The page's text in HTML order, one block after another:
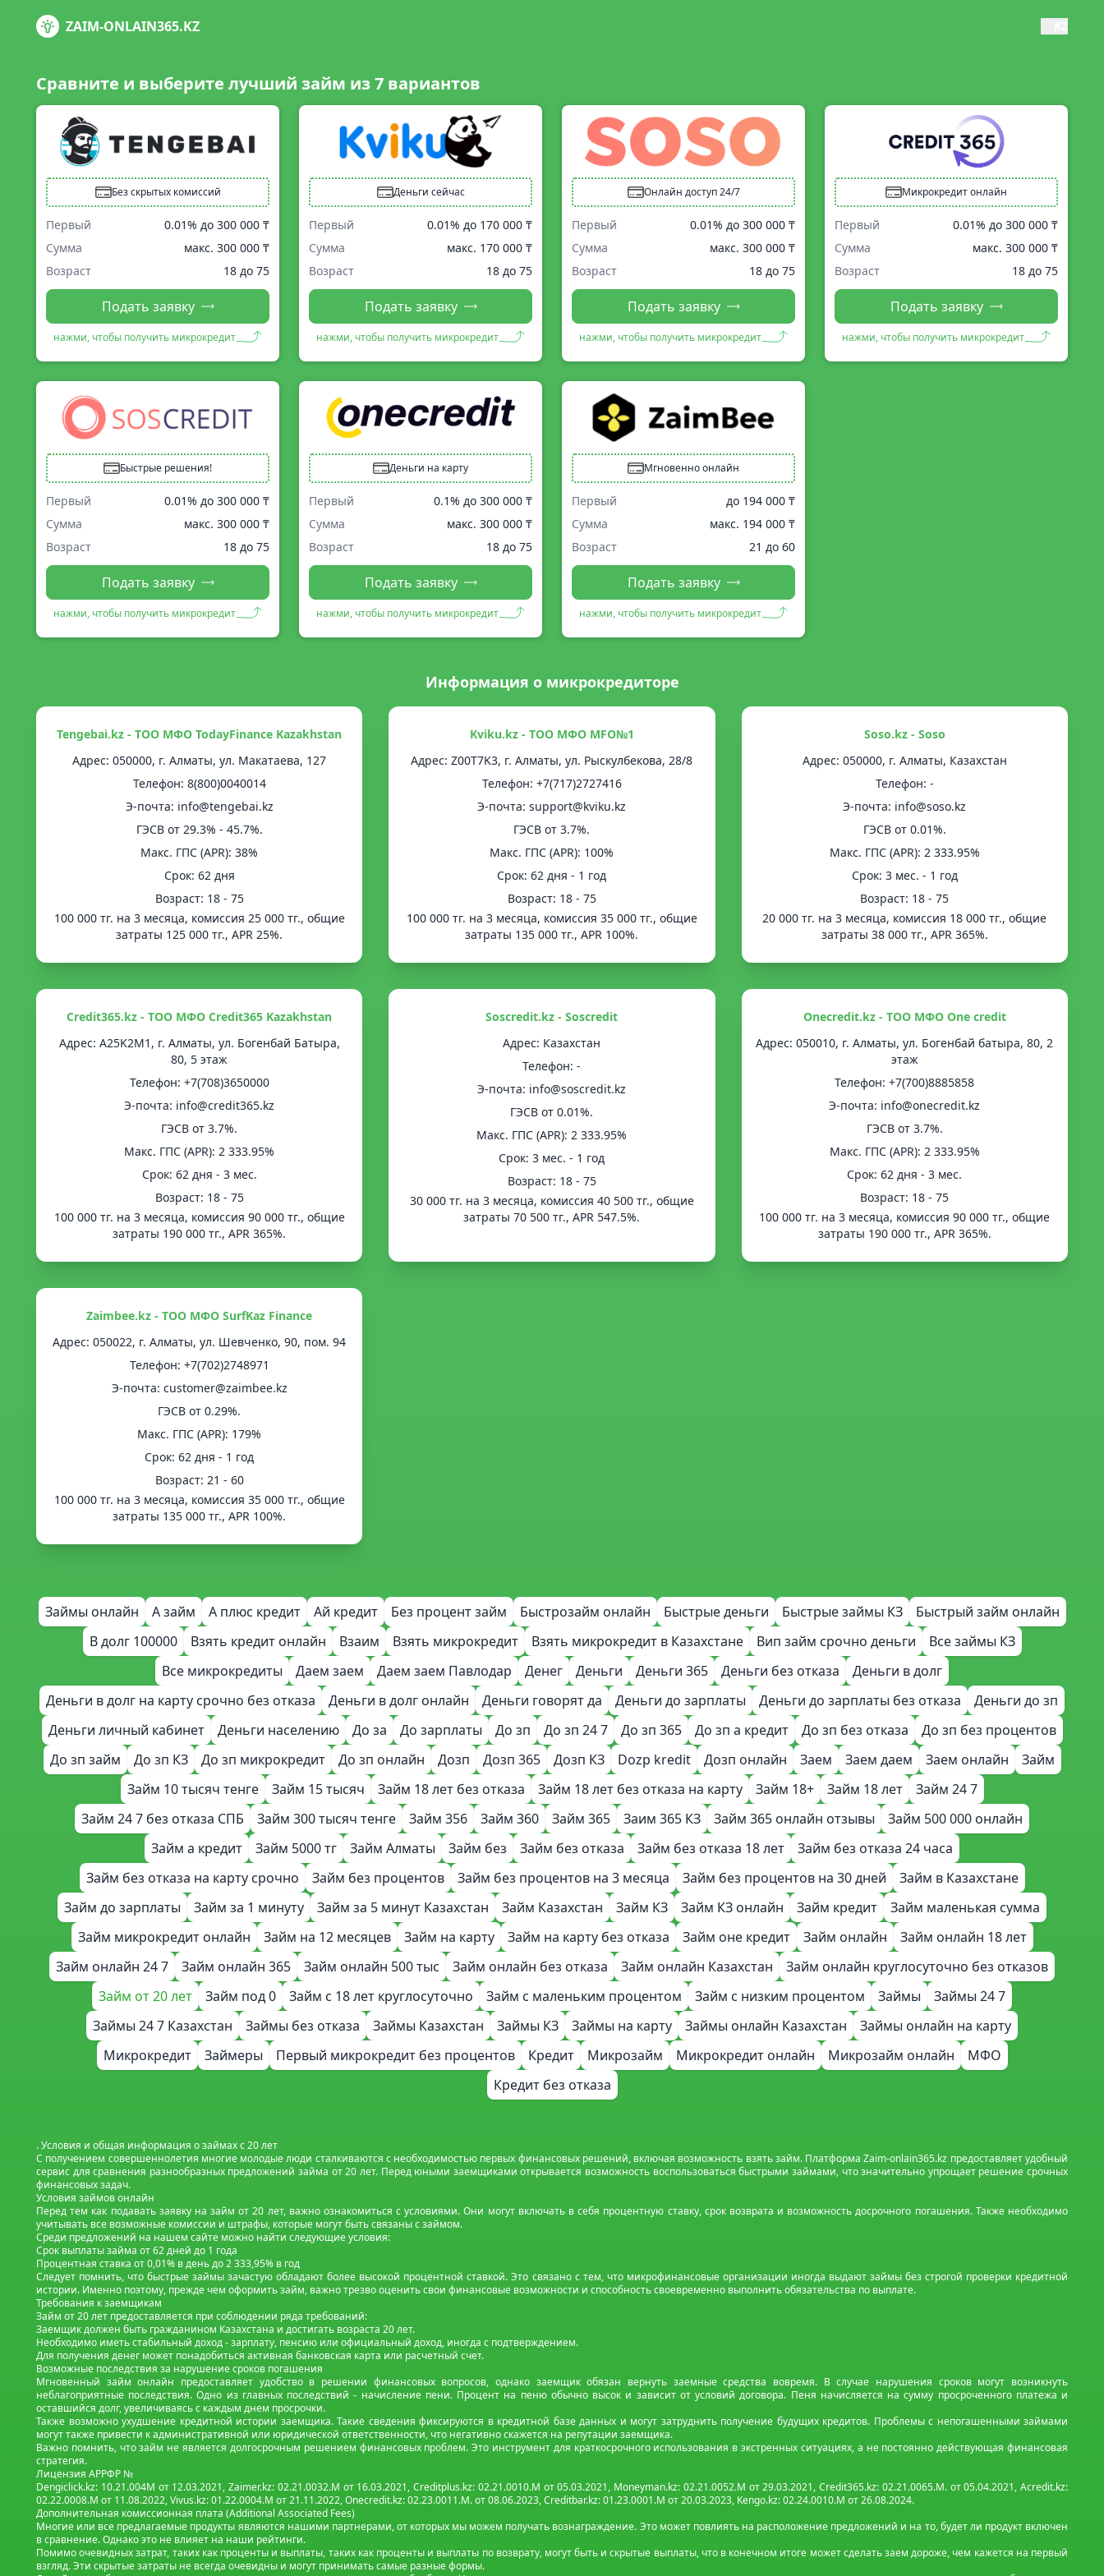
ZAIM-ONLAIN365.KZ
Сравните и выберите лучший займ из7 вариантов
Без скрытых комиссий
Первый 0.01% до 300 000 ₸
Сумма
макс. 300 000 ₸
Возраст
18 до 75
Подать заявку
нажми, чтобы получить микрокредит
Деньги сейчас
Первый 0.01% до 170 000 ₸
Сумма
макс. 170 000 ₸
Возраст
18 до 75
Подать заявку
нажми, чтобы получить микрокредит
Онлайн доступ 24/7
Первый 0.01% до 300 000 ₸
Сумма
макс. 300 000 ₸
Возраст
18 до 75
Подать заявку
нажми, чтобы получить микрокредит
Микрокредит онлайн
Первый 0.01% до 300 000 ₸
Сумма
макс. 300 000 ₸
Возраст
18 до 75
Подать заявку
нажми, чтобы получить микрокредит
Быстрые решения!
Первый 0.01% до 300 000 ₸
Сумма
макс. 300 000 ₸
Возраст
18 до 75
Подать заявку
нажми, чтобы получить микрокредит
Деньги на карту
Первый 0.1% до 300 000 ₸
Сумма
макс. 300 000 ₸
Возраст
18 до 75
Подать заявку
нажми, чтобы получить микрокредит
Мгновенно онлайн
Первый до 194 000 ₸
Сумма
макс. 194 000 ₸
Возраст
21 до 60
Подать заявку
нажми, чтобы получить микрокредит
Информация о микрокредиторе
Tengebai.kz - ТОО МФО TodayFinance Kazakhstan
Адрес: 050000, г. Алматы, ул. Макатаева, 127
Телефон: 8(800)0040014
Э-почта: info@tengebai.kz
ГЭСВ от 29.3% - 45.7%.
Mакс. ГПС (APR): 38%
Срок: 62 дня
Возраст: 18 - 75
100 000 тг. на 3 месяца, комиссия 25 000 тг., общие
затраты 125 000 тг., APR 25%.
Kviku.kz - ТОО МФО MFO№1
Адрес: Z00T7K3, г. Алматы, ул. Рыскулбекова, 28/8
Телефон: +7(717)2727416
Э-почта: support@kviku.kz
ГЭСВ от 3.7%.
Mакс. ГПС (APR): 100%
Срок: 62 дня - 1 год
Возраст: 18 - 75
100 000 тг. на 3 месяца, комиссия 35 000 тг., общие
затраты 135 000 тг., APR 100%.
Soso.kz - Soso
Адрес: 050000, г. Алматы, Казахстан
Телефон: -
Э-почта: info@soso.kz
ГЭСВ от 0.01%.
Mакс. ГПС (APR): 2 333.95%
Срок: 3 мес. - 1 год
Возраст: 18 - 75
20 000 тг. на 3 месяца, комиссия 18 000 тг., общие
затраты 38 000 тг., APR 365%.
Credit365.kz - ТОО МФО Credit365 Kazakhstan
Адрес: A25K2M1, г. Алматы, ул. Богенбай Батыра,
80, 5 этаж
Телефон: +7(708)3650000
Э-почта: info@credit365.kz
ГЭСВ от 3.7%.
Mакс. ГПС (APR): 2 333.95%
Срок: 62 дня - 3 мес.
Возраст: 18 - 75
100 000 тг. на 3 месяца, комиссия 90 000 тг., общие
затраты 190 000 тг., APR 365%.
Soscredit.kz - Soscredit
Адрес: Казахстан
Телефон: -
Э-почта: info@soscredit.kz
ГЭСВ от 0.01%.
Mакс. ГПС (APR): 2 333.95%
Срок: 3 мес. - 1 год
Возраст: 18 - 75
30 000 тг. на 3 месяца, комиссия 40 500 тг., общие
затраты 70 500 тг., APR 547.5%.
Onecredit.kz - ТОО МФО One credit
Адрес: 050010, г. Алматы, ул. Богенбай батыра, 80, 2
этаж
Телефон: +7(700)8885858
Э-почта: info@onecredit.kz
ГЭСВ от 3.7%.
Mакс. ГПС (APR): 2 333.95%
Срок: 62 дня - 3 мес.
Возраст: 18 - 75
100 000 тг. на 3 месяца, комиссия 90 000 тг., общие
затраты 190 000 тг., APR 365%.
Zaimbee.kz - ТОО МФО SurfKaz Finance
Адрес: 050022, г. Алматы, ул. Шевченко, 90, пом. 94
Телефон: +7(702)2748971
Э-почта: customer@zaimbee.kz
ГЭСВ от 0.29%.
Mакс. ГПС (APR): 179%
Срок: 62 дня - 1 год
Возраст: 21 - 60
100 000 тг. на 3 месяца, комиссия 35 000 тг., общие
затраты 135 000 тг., APR 100%.
Займы онлайн А займ А плюс кредит Ай кредит Без процент займ Быстрозайм онлайн Быстрые деньги Быстрые займы КЗ
Быстрый займ онлайн
В долг 100000
Взять кредит онлайн Взаим Взять микрокредит Взять микрокредит в Казахстане Вип займ срочно деньги
Все займы КЗ
Все микрокредиты
Даем заем Даем заем Павлодар Денег Деньги Деньги 365 Деньги без отказа
Деньги в долг
Деньги в долг на карту срочно без отказа
Деньги в долг онлайн Деньги говорят да Деньги до зарплаты Деньги до зарплаты без отказа
Деньги до зп
Деньги личный кабинет
Деньги населению До за До зарплаты До зп До зп 24 7 До зп 365 До зп а кредит До зп без отказа
До зп без процентов
До зп займ
До зп КЗ До зп микрокредит До зп онлайн Дозп Дозп 365 Дозп КЗ Dozp kredit Дозп онлайн Заем Заем даем Заем онлайн
Займ
Займ 10 тысяч тенге
Займ 15 тысяч Займ 18 лет без отказа Займ 18 лет без отказа на карту Займ 18+ Займ 18 лет
Займ 24 7
Займ 24 7 без отказа СПБ
Займ 300 тысяч тенге Займ 356 Займ 360 Займ 365 Заим 365 КЗ Займ 365 онлайн отзывы
Займ 500 000 онлайн
Займ а кредит
Займ 5000 тг Займ Алматы Займ без Займ без отказа Займ без отказа 18 лет
Займ без отказа 24 часа
Займ без отказа на карту срочно
Займ без процентов Займ без процентов на 3 месяца Займ без процентов на 30 дней
Займ в Казахстане
Займ до зарплаты
Займ за 1 минуту Займ за 5 минут Казахстан Займ Казахстан Займ КЗ Займ КЗ онлайн Займ кредит
Займ маленькая сумма
Займ микрокредит онлайн
Займ на 12 месяцев Займ на карту Займ на карту без отказа Займ оне кредит Займ онлайн
Займ онлайн 18 лет
Займ онлайн 24 7
Займ онлайн 365 Займ онлайн 500 тыс Займ онлайн без отказа Займ онлайн Казахстан
Займ онлайн круглосуточно без отказов
Займ от 20 лет
Займ под 0 Займ с 18 лет круглосуточно Займ с маленьким процентом Займ с низким процентом Займы
Займы 24 7
Займы 24 7 Казахстан
Займы без отказа Займы Казахстан Займы КЗ Займы на карту Займы онлайн Казахстан
Займы онлайн на карту
Микрокредит
Займеры Первый микрокредит без процентов Кредит Микрозайм Микрокредит онлайн Микрозайм онлайн
МФО
Кредит без отказа
. Условия и общая информация о займах с 20 лет
С получением совершеннолетия многие молодые люди сталкиваются с необходимостью первых финансовых решений, включая возможность взять займ. Платформа Zaim-onlain365.kz предоставляет удобный
сервис для сравнения разнообразных предложений займа от 20 лет. Перед юными заемщиками открывается возможность воспользоваться быстрыми займами, что значительно упрощает решение срочных
финансовых задач.
Условия займов онлайн
Перед тем как подавать заявку на займ от 20 лет, важно ознакомиться с условиями. Они могут включать в себя процентную ставку, срок возврата и возможность досрочного погашения. Также необходимо
учитывать все возможные комиссии и штрафы, которые могут быть связаны с займом.
Среди предложений на нашем сайте можно найти следующие условия:
Срок выплаты займа от 62 дней до 1 года
Процентная ставка от 0,01% в день до 2 333,95% в год
Следует помнить, что быстрые займы зачастую обладают более высокой процентной ставкой. Это связано с тем, что микрофинансовые организации иногда выдают займы без строгой проверки кредитной
истории. Именно поэтому, прежде чем оформить займ, важно трезво оценить свои финансовые возможности и способность своевременно выполнить обязательства по выплате.
Требования к заемщикам
Займ от 20 лет предоставляется при соблюдении ряда требований:
Заемщик должен быть гражданином Казахстана и достигать возраста 20 лет.
Необходимо иметь стабильный доход - зарплату, пенсию или официальный доход, иногда с подтверждением.
Для получения денег может понадобиться активная банковская карта или расчетный счет.
Возможные последствия за нарушение сроков погашения
Мгновенный займ онлайн предоставляет удобство в решении финансовых вопросов, однако заемщик обязан вернуть заемные средства вовремя. В случае нарушения сроков могут возникнуть
неблагоприятные последствия. Одно из главных последствий - начисление пени. Процент на пеню обычно высок и зависит от условий договора. Пеня начисляется на сумму просроченного платежа и
оставшийся долг, увеличиваясь с каждым днем просрочки.
Также возможно ухудшение кредитной истории заемщика. Такие сведения фиксируются в кредитной базе данных и могут затруднить получение будущих кредитов. Проблемы с непогашенными займами
могут также привести к административной или юридической ответственности, что негативно скажется на репутации заемщика.
Важно помнить, что займ не является долгосрочным решением финансовых проблем. Это инструмент для краткосрочного использования в экстренных ситуациях, а не постоянно действующая финансовая
стратегия.
Лицензия АРРФР №
Dengiclick.kz: 10.21.004М от 12.03.2021, Zaimer.kz: 02.21.0032.М от 16.03.2021, Creditplus.kz: 02.21.0010.M от 05.03.2021, Moneyman.kz: 02.21.0052.М от 29.03.2021, Credit365.kz: 02.21.0065.M. от 05.04.2021, Acredit.kz:
02.22.0008.М от 11.08.2022, Vivus.kz: 01.22.0004.M от 21.11.2022, Onecredit.kz: 02.23.0011.M. от 08.06.2023, Creditbar.kz: 01.23.0001.M от 20.03.2023, Kengo.kz: 02.24.0010.М от 26.08.2024.
Дополнительная комиссионная плата (Additional Associated Fees)
Многие или все предлагаемые продукты являются нашими партнерами, от которых мы можем получать вознаграждение. Это может повлиять на расположение предложений и на то, будет ли продукт включен
в сравнение. Однако это не влияет на наши рейтинги.
Помимо очевидных затрат, таких как проценты и выплаты, таких как проценты и выплаты по возврату, могут быть и скрытые выплаты, что в конечном итоге может сделать заем дороже, чем кажется на первый
взгляд. Эти скрытые затраты не всегда очевидны и могут принимать самые разные формы.